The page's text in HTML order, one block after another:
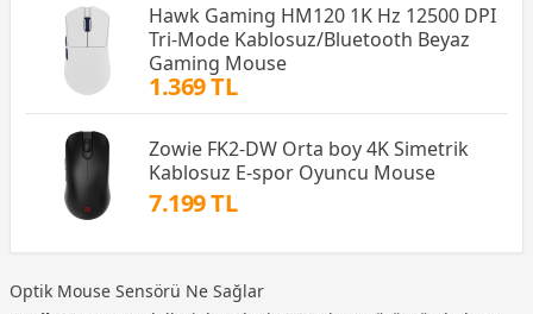
Hawk Gaming HM120 1K Hz 12500 DPI
Tri-Mode Kablosuz/Bluetooth Beyaz
Gaming Mouse
1.369 TL
Zowie FK2-DW Orta boy 4K Simetrik
Kablosuz E-spor Oyuncu Mouse
7.199 TL
Optik Mouse Sensörü Ne Sağlar